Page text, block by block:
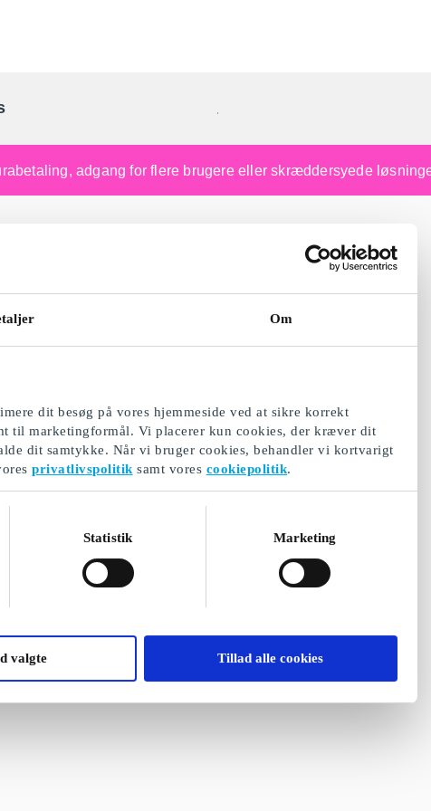
Om
dit besøg på vores hjemmeside ved at sikre korrekt
til marketingformål. Vi placerer kun cookies, der kræver dit
dit samtykke. Når vi bruger cookies, behandler vi kortvarigt
privatlivspolitik samt vores cookiepolitik.
Statistik Marketing
valgte Tillad alle cookies
Danmarks gaveportal nr. 1
adgang for flere brugere eller skræddersyede